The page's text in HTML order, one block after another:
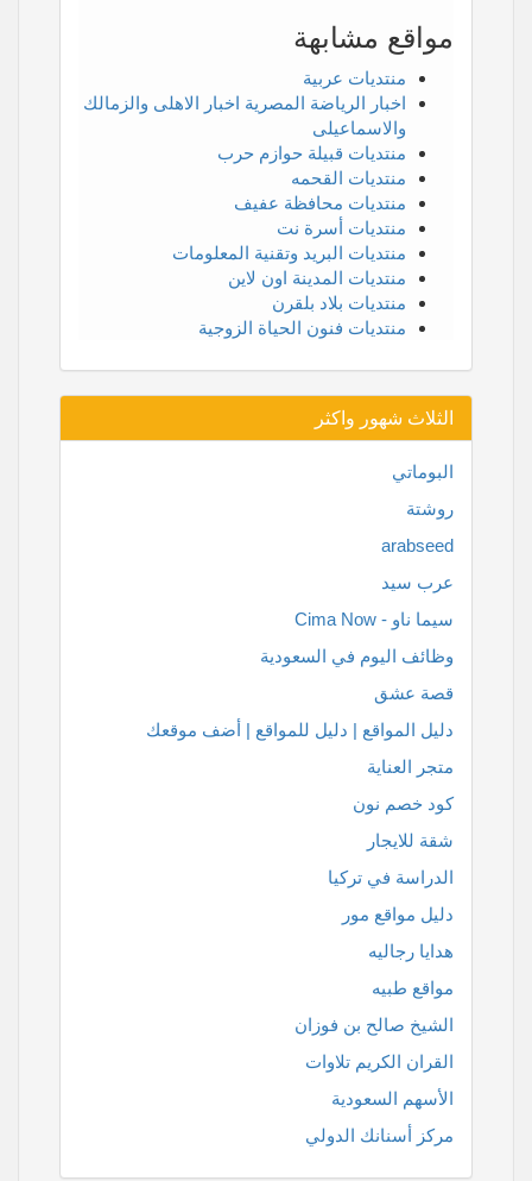
مواقع مشابهة
منتديات عربية
اخبار الرياضة المصرية اخبار الاهلى والزمالك
والاسماعيلى
منتديات قبيلة حوازم حرب
منتديات القحمه
منتديات محافظة عفيف
منتديات أسرة نت
منتديات البريد وتقنية المعلومات
منتديات المدينة اون لاين
منتديات بلاد بلقرن
منتديات فنون الحياة الزوجية
الثلاث شهور واكثر
البوماتي
روشتة
arabseed
عرب سيد
سيما ناو - Cima Now
وظائف اليوم في السعودية
قصة عشق
دليل المواقع | دليل للمواقع | أضف موقعك
متجر العناية
كود خصم نون
شقة للايجار
الدراسة في تركيا
دليل مواقع مور
هدايا رجاليه
مواقع طبيه
الشيخ صالح بن فوزان
القران الكريم تلاوات
الأسهم السعودية
مركز أسنانك الدولي